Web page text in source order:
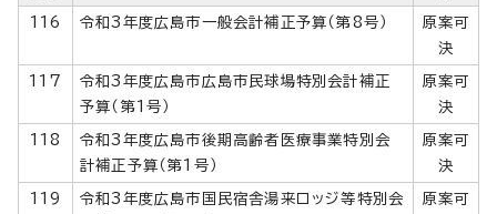
116 令和3年度広島市一般会計補正予算（第8号）
原案可
決
117
令和3年度広島市広島市民球場特別会計補正
予算（第1号）
原案可
決
118
令和3年度広島市後期高齢者医療事業特別会
計補正予算（第1号）
原案可
決
119
令和3年度広島市国民宿舎湯来ロッジ等特別会
原案可